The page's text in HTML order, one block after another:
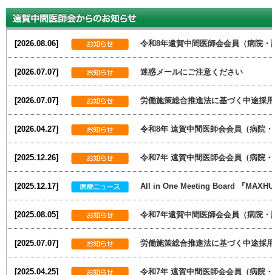
[2026.08.06] 令和8年遠賀中間医師会会員（病院
[2026.07.07] 迷惑メールにご注意ください
[2026.07.07] 労働施策総合推進法に基づく中途採
[2026.04.27] 令和8年 遠賀中間医師会会員（病院
[2025.12.26] 令和7年 遠賀中間医師会会員（病院
[2025.12.17] All in One Meeting Board 『
[2025.08.05] 令和7年遠賀中間医師会会員（病院
[2025.07.07] 労働施策総合推進法に基づく中途採
[2025.04.25] 令和7年 遠賀中間医師会会員（病院